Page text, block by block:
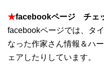
★facebookページ チェ
facebookページでは、タ
なった作家さん情報＆ハ
ェアしたりしています。